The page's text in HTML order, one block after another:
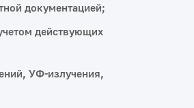
документацией;
действующих
УФ‑излучения,